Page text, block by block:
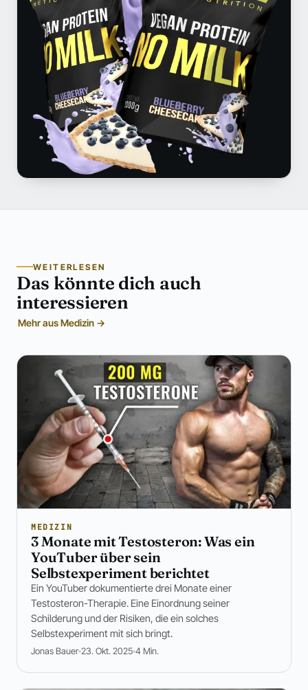
WEITERLESEN
Das könnte dich auch
interessieren
Mehr aus Medizin →
MEDIZIN
3 Monate mit Testosteron: Was ein
YouTuber über sein
Selbstexperiment berichtet
Ein YouTuber dokumentierte drei Monate einer
Testosteron-Therapie. Eine Einordnung seiner
Schilderung und der Risiken, die ein solches
Selbstexperiment mit sich bringt.
Jonas Bauer 23. Okt. 2025 4 Min.